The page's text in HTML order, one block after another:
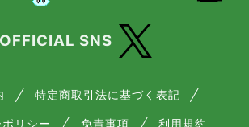
OFFICIAL SNS
特定商取引法に基づく表記
リシー 免責事項 利用規約